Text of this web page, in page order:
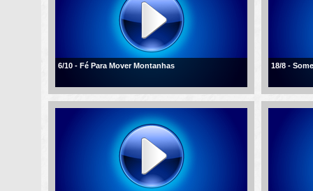
6/10 - Fé Para Mover Montanhas 18/8 -